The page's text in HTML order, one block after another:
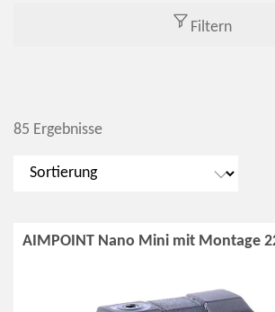
Filtern
85 Ergebnisse
AIMPOINT Nano Mini mit Montage